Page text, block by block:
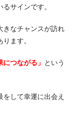
サインです。
きなチャンスが訪れ
ます。
につながる」 という
して幸運に出会え